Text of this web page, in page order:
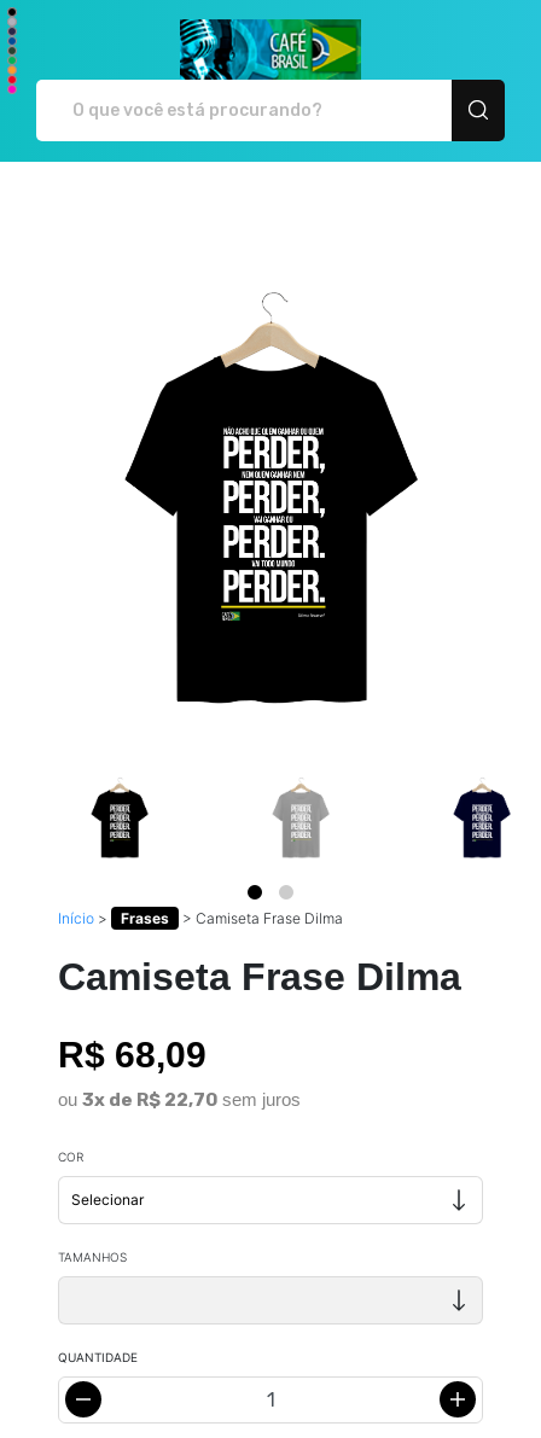
Início > Frases > Camiseta Frase Dilma
Camiseta Frase Dilma
R$ 68,09
ou 3x de R$ 22,70 sem juros
COR
TAMANHOS
QUANTIDADE